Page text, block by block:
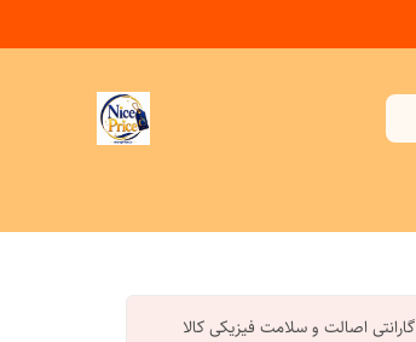
گارانتی اصالت و سلامت فیزیکی کالا